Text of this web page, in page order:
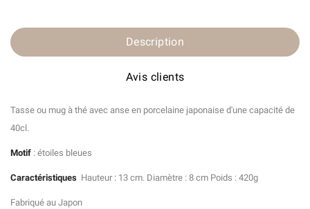
Description
Avis clients
Tasse ou mug à thé avec anse en porcelaine japonaise d'une capacité de
40cl.
Motif : étoiles bleues
Caractéristiques Hauteur : 13 cm. Diamètre : 8 cm Poids : 420g
Fabriqué au Japon